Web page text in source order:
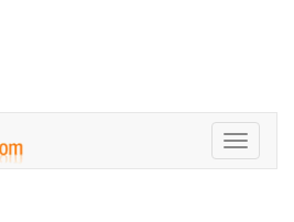
Toggle